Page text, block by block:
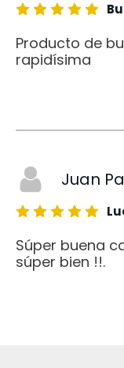
Producto de
rapidísima
Juan
Súper buena
súper bien !!.